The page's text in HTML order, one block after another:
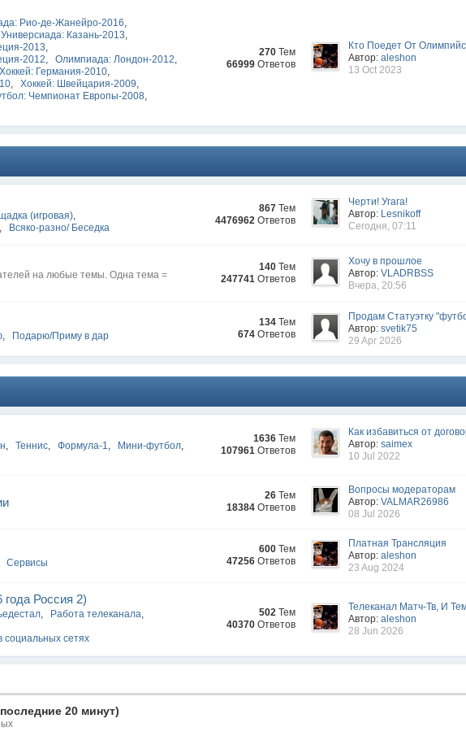
Рио-де-Жанейро-2016,
Универсиада: Казань-2013,
2013,
2012, Олимпиада: Лондон-2012,
Хоккей: Германия-2010,
, Хоккей: Швейцария-2009,
Чемпионат Европы-2008,
270 Тем
66999 Ответов
Кто Поедет От
Автор:aleshon
13 Oct 2023
(игровая),
, Всяко-разно/ Беседка
867 Тем
4476962 Ответов
Черти! Угага!
Автор: Lesnikoff
Сегодня, 07:11
на любые темы. Одна тема =
140 Тем
247741 Ответов
Хочу в прошлое
Автор:VLADRBSS
Вчера, 20:56
, Подарю/Приму в дар
134 Тем
674 Ответов
Продам Статуэтку
Автор:svetik75
29 Apr 2026
, Теннис, Формула-1, Мини-футбол,
1636 Тем
107961 Ответов
Как избавиться от
Автор:saimex
10 Jul 2022
26 Тем
18384 Ответов
Вопросы модераторам
Автор:VALMAR26986
08 Jul 2026
Сервисы
600 Тем
47256 Ответов
Платная Трансляция
Автор:aleshon
23 Aug 2024
Россия 2)
, Работа телеканала,
социальных сетях
502 Тем
40370 Ответов
Телеканал Матч-Тв, И
Автор:aleshon
28 Jun 2026
20 минут)